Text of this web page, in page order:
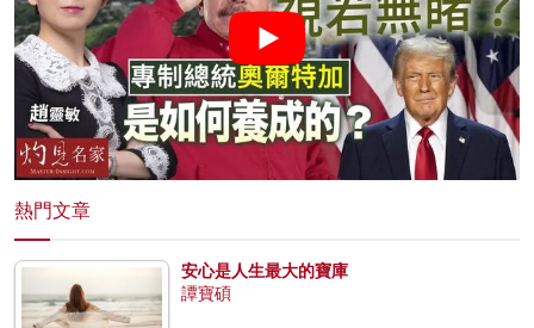
熱門文章
安心是人生最大的寶庫
譚寶碩